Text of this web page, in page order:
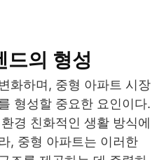
드의 형성
화하며, 중형 아파트 시장
형성할 중요한 요인이다.
경 친화적인 생활 방식에
, 중형 아파트는 이러한